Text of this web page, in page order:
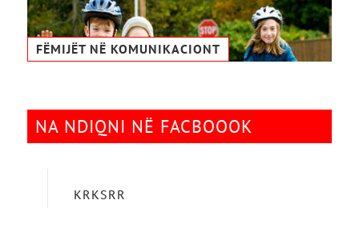
FËMIJËT NË KOMUNIKACIONТ
NA NDIQNI NË FACBOOOK
KRKSRR